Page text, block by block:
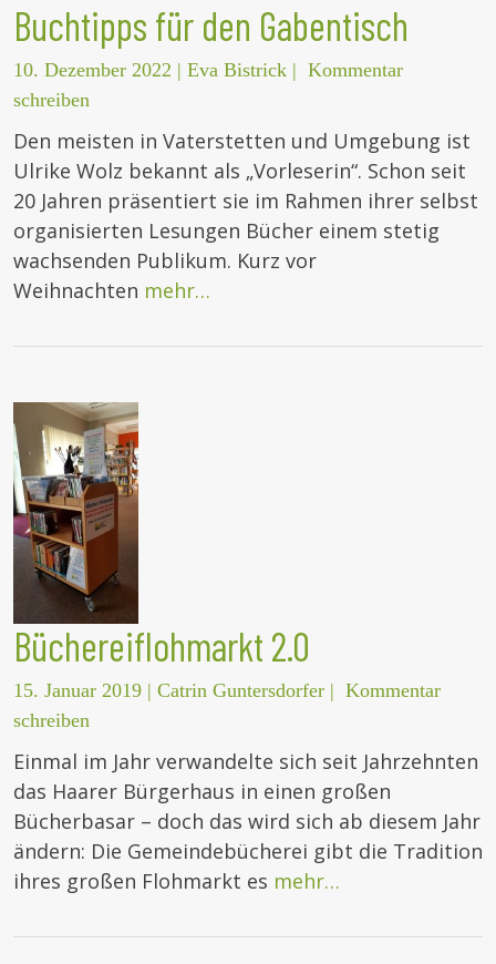
Buchtipps für den Gabentisch
10. Dezember 2022 | Eva Bistrick | Kommentar
schreiben
Den meisten in Vaterstetten und Umgebung ist
Ulrike Wolz bekannt als „Vorleserin“. Schon seit
20 Jahren präsentiert sie im Rahmen ihrer selbst
organisierten Lesungen Bücher einem stetig
wachsenden Publikum. Kurz vor
Weihnachten mehr…
Büchereiflohmarkt 2.0
15. Januar 2019 | Catrin Guntersdorfer | Kommentar
schreiben
Einmal im Jahr verwandelte sich seit Jahrzehnten
das Haarer Bürgerhaus in einen großen
Bücherbasar – doch das wird sich ab diesem Jahr
ändern: Die Gemeindebücherei gibt die Tradition
ihres großen Flohmarkt es mehr…